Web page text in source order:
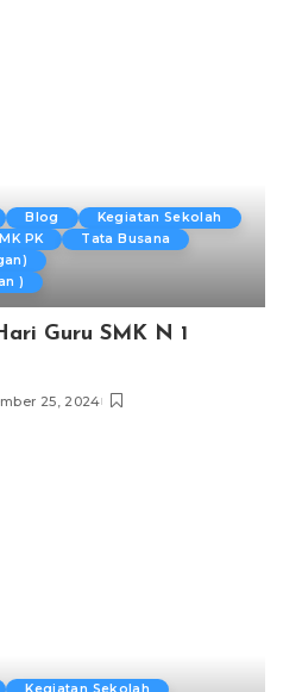
Blog
Kegiatan Sekolah
PK
Tata Busana
)
Guru SMK N 1
25, 2024
Kegiatan Sekolah